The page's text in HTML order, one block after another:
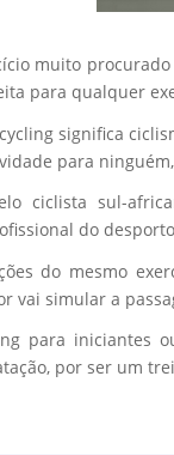
muito
para qualquer
significa
para
ciclista sul-
do
do mesmo
vai simular a
para iniciantes
por ser um